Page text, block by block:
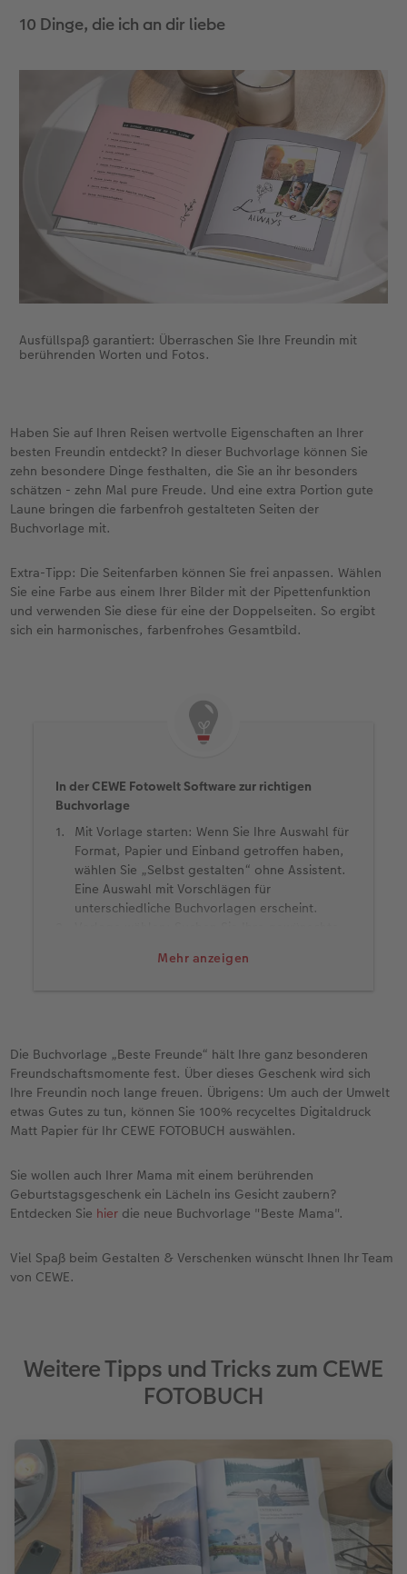
10 Dinge, die ich an dir liebe
Ausfüllspaß garantiert: Überraschen Sie Ihre Freundin mit
berührenden Worten und Fotos.
Haben Sie auf Ihren Reisen wertvolle Eigenschaften an Ihrer
besten Freundin entdeckt? In dieser Buchvorlage können Sie
zehn besondere Dinge festhalten, die Sie an ihr besonders
schätzen - zehn Mal pure Freude. Und eine extra Portion gute
Laune bringen die farbenfroh gestalteten Seiten der
Buchvorlage mit.
Extra-Tipp: Die Seitenfarben können Sie frei anpassen. Wählen
Sie eine Farbe aus einem Ihrer Bilder mit der Pipettenfunktion
und verwenden Sie diese für eine der Doppelseiten. So ergibt
sich ein harmonisches, farbenfrohes Gesamtbild.
Mehr anzeigen
In der CEWE Fotowelt Software zur richtigen
Buchvorlage
Mit Vorlage starten: Wenn Sie Ihre Auswahl für
Format, Papier und Einband getroffen haben,
wählen Sie „Selbst gestalten“ ohne Assistent.
Eine Auswahl mit Vorschlägen für
unterschiedliche Buchvorlagen erscheint.
verwenden“. Ziehen Sie die Vorlage auf den
Fotowelt Software vorinstalliert. Drücken Sie
auf „Mehr herunterladen“, um weitere
attraktive Designs zu downloaden.
Fotos und Texte platzieren: Jetzt müssen Sie
lediglich die Platzhalter füllen. Klicken Sie auf
auszuwählen.
Die Buchvorlage „Beste Freunde“ hält Ihre ganz besonderen
Freundschaftsmomente fest. Über dieses Geschenk wird sich
Ihre Freundin noch lange freuen. Übrigens: Um auch der Umwelt
etwas Gutes zu tun, können Sie 100% recyceltes Digitaldruck
Matt Papier für Ihr CEWE FOTOBUCH auswählen.
Sie wollen auch Ihrer Mama mit einem berührenden
Geburtstagsgeschenk ein Lächeln ins Gesicht zaubern?
Entdecken Sie hier die neue Buchvorlage "Beste Mama".
Viel Spaß beim Gestalten & Verschenken wünscht Ihnen Ihr Team
von CEWE.
Weitere Tipps und Tricks zum CEWE
FOTOBUCH